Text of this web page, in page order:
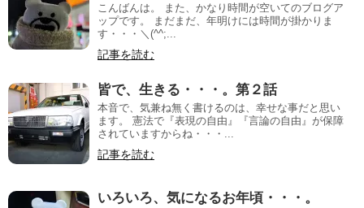
こんばんは。 また、かなり時間が空いてのブログア
ップです。 まだまだ、年明けには時間が掛かりま
す・・・＼(^^;...
記事を読む
皆で、生きる・・・。第２話
本音で、気兼ね無く書けるのは、幸せな事だと思い
ます。 憲法で『表現の自由』『言論の自由』が保障
されていますからね・・・...
記事を読む
いろいろ、気になるお年頃・・・。